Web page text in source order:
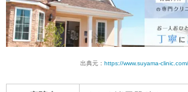
出典元： https://www.suyama-clinic.com/